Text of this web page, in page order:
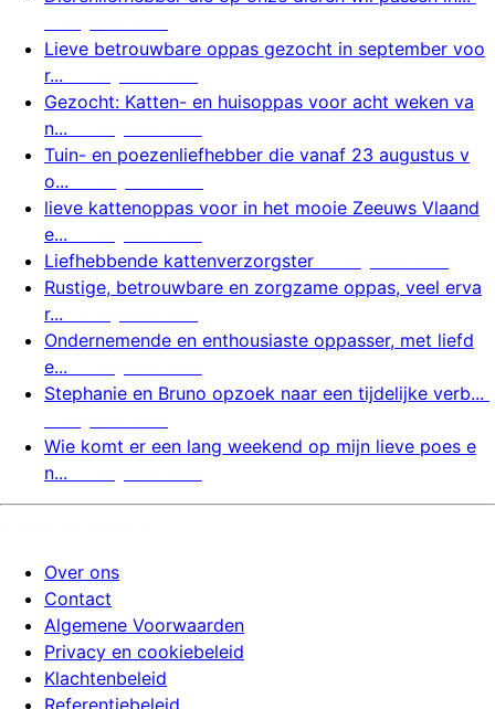
Lieve betrouwbare oppas gezocht in september voo
r...
Gezocht: Katten- en huisoppas voor acht weken va
n...
Tuin- en poezenliefhebber die vanaf 23 augustus v
o...
lieve kattenoppas voor in het mooie Zeeuws Vlaand
e...
Liefhebbende kattenverzorgster
Rustige, betrouwbare en zorgzame oppas, veel erva
r...
Ondernemende en enthousiaste oppasser, met liefd
e...
Stephanie en Bruno opzoek naar een tijdelijke verb...
Wie komt er een lang weekend op mijn lieve poes e
n...
Over ons
Contact
Algemene Voorwaarden
Privacy en cookiebeleid
Klachtenbeleid
Referentiebeleid